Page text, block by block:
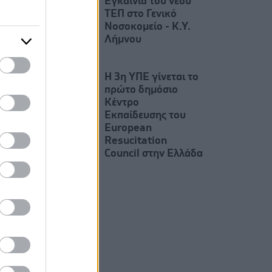
ΤΕΠ στο Γενικό
Νοσοκομείο - Κ.Υ.
Λήμνου
Η 3η ΥΠΕ γίνεται το
πρώτο δημόσιο
Κέντρο
Εκπαίδευσης του
European
Resucitation
Council στην Ελλάδα